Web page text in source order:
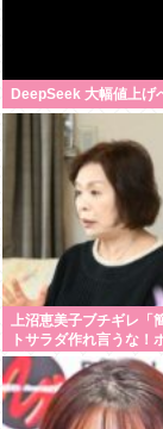
DeepSeek 大幅値上げ
上沼恵美子ブチギレ「
トサラダ作れ言うな！
ダ作りてしんどいんや